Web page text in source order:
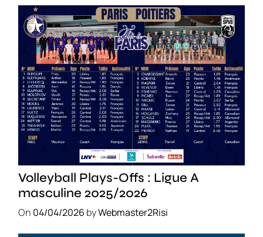
Volleyball Plays-Offs : Ligue A
masculine 2025/2026
On 04/04/2026 byWebmaster2Risi